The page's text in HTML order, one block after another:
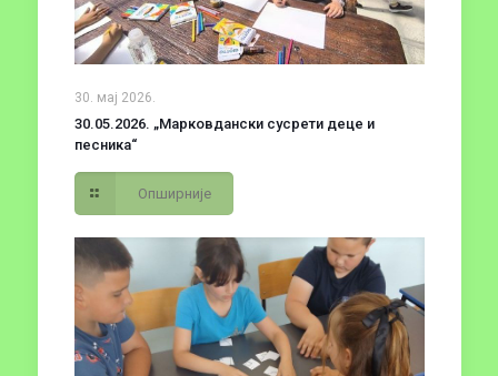
30. мај 2026.
30.05.2026. „Марковдански сусрети деце и
песника“
Опширније